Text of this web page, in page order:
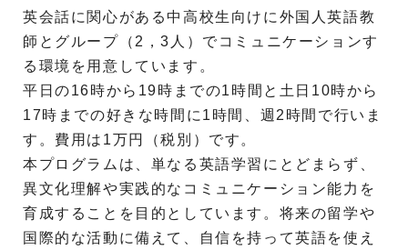
英会話に関心がある中高校生向けに外国人英語教
師とグループ（2，3人）でコミュニケーションす
る環境を用意しています。
平日の16時から19時までの1時間と土日10時から
17時までの好きな時間に1時間、週2時間で行いま
す。費用は1万円（税別）です。
本プログラムは、単なる英語学習にとどまらず、
異文化理解や実践的なコミュニケーション能力を
育成することを目的としています。将来の留学や
国際的な活動に備えて、自信を持って英語を使え